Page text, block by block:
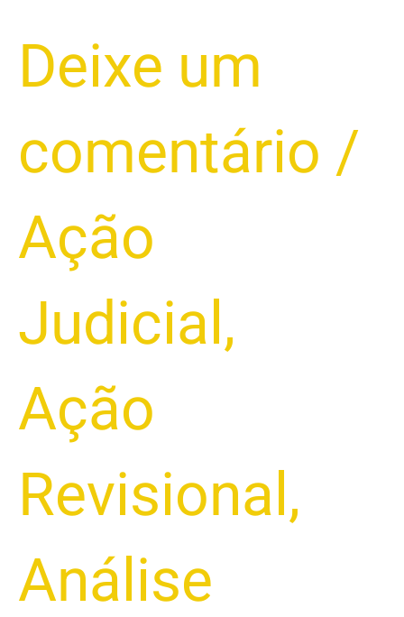
Deixe um
comentário /
Ação
Judicial ,
Ação
Revisional ,
Análise